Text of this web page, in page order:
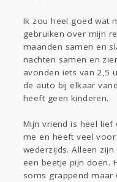
Sport
Contact
Gevraagd
Horen
Lezen
Ik zou heel goed wat
gebruiken over mijn
maanden samen en
nachten samen en
avonden iets van 2,5
de auto bij elkaar
heeft geen kinderen.
Mijn vriend is heel
me en heeft veel
wederzijds. Alleen
een beetje pijn doen.
soms grappend maar